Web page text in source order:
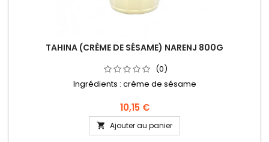
TAHINA (CRÈME DE SÉSAME) NARENJ 800G
(0)
Ingrédients : crème de sésame
10,15 €
 Ajouter au panier